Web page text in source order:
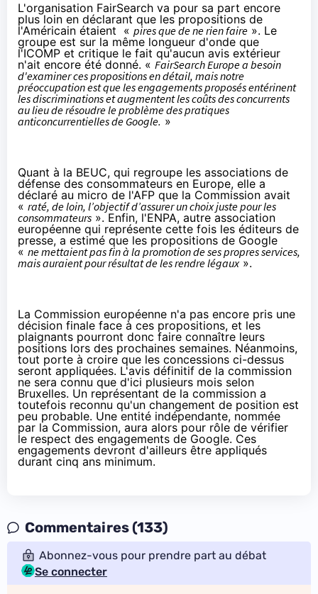
L'organisation FairSearch va pour sa part encore
plus loin en déclarant que les propositions de
l'Américain étaient « pires que de ne rien faire ». Le
groupe est sur la même longueur d'onde que
l'ICOMP et critique le fait qu'aucun avis extérieur
n'ait encore été donné. « FairSearch Europe a besoin
d'examiner ces propositions en détail, mais notre
préoccupation est que les engagements proposés entérinent
les discriminations et augmentent les coûts des concurrents
au lieu de résoudre le problème des pratiques
anticoncurrentielles de Google. »
Quant à la BEUC, qui regroupe les associations de
défense des consommateurs en Europe, elle a
déclaré au micro de l'AFP que la Commission avait
« raté, de loin, l’objectif d’assurer un choix juste pour les
consommateurs ». Enfin, l'ENPA, autre association
européenne qui représente cette fois les éditeurs de
presse, a estimé que les propositions de Google
« ne mettaient pas fin à la promotion de ses propres services,
mais auraient pour résultat de les rendre légaux».
La Commission européenne n'a pas encore pris une
décision finale face à ces propositions, et les
plaignants pourront donc faire connaître leurs
positions lors des prochaines semaines. Néanmoins,
tout porte à croire que les concessions ci-dessus
seront appliquées. L'avis définitif de la commission
ne sera connu que d'ici plusieurs mois selon
Bruxelles. Un représentant de la commission a
toutefois reconnu qu'un changement de position est
peu probable. Une entité indépendante, nommée
par la Commission, aura alors pour rôle de vérifier
le respect des engagements de Google. Ces
engagements devront d'ailleurs être appliqués
durant cinq ans minimum.
Commentaires (133)
Abonnez-vous pour prendre part au débat
Se connecter